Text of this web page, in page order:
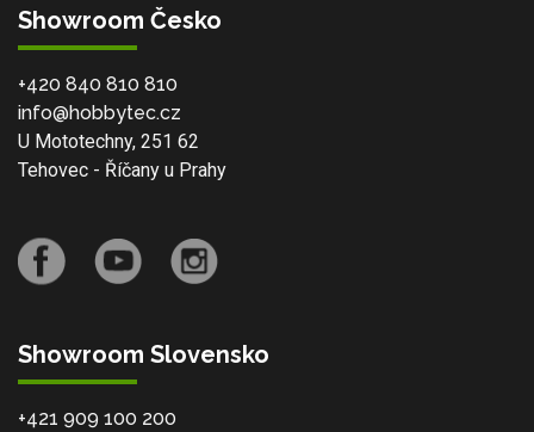
Showroom Česko
+420 840 810 810
info@hobbytec.cz
U Mototechny, 251 62
Tehovec - Říčany u Prahy
Showroom Slovensko
+421 909 100 200